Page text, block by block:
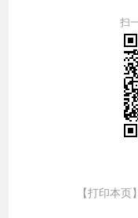
扫
【打印本页】